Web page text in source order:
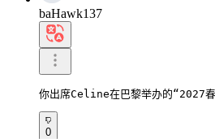
baHawk137
你出席Celine在巴黎举办的“2027春
0